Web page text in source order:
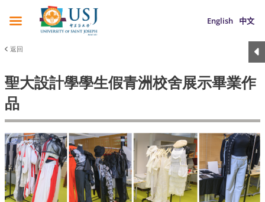
English 中文
返回
聖大設計學學生假青洲校舍展示畢業作
品